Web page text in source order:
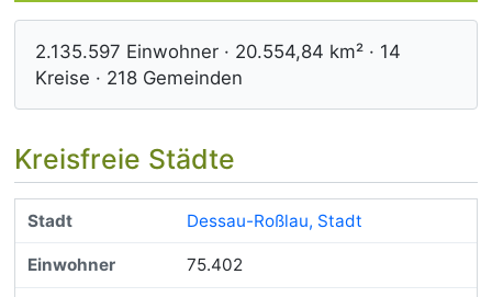
2.135.597 Einwohner · 20.554,84 km² · 14
Kreise · 218 Gemeinden
Kreisfreie Städte
Dessau-Roßlau, Stadt
75.402